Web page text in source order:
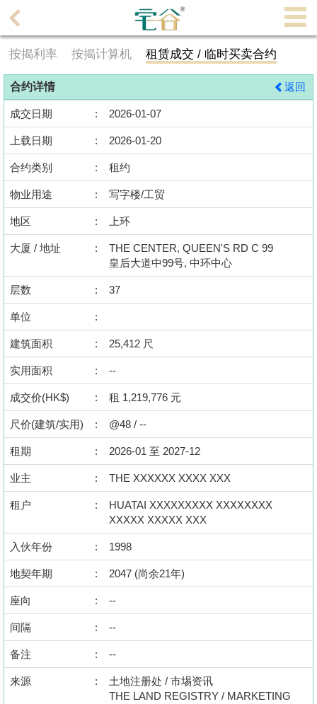
理
主
页
搵
楼/
成
交
业
主
放
盘
宅
谷
按
揭
地
产
博
客
地
产
新
数
据
公
布
置
业
手
按揭利率 按揭计算机 租赁成交 / 临时买卖合约
合约详情 返回
成交日期 : 2026-01-07
上载日期 : 2026-01-20
合约类别 : 租约
物业用途 : 写字楼/工贸
地区 : 上环
大厦 / 地址 :
THE CENTER, QUEEN'S RD C 99
皇后大道中99号, 中环中心
层数 : 37
单位 :
建筑面积 : 25,412 尺
实用面积 : --
成交价(HK$) : 租 1,219,776 元
尺价(建筑/实用) : @48 / --
租期 : 2026-01 至 2027-12
业主 : THE XXXXXX XXXX XXX
租户 :
HUATAI XXXXXXXXX XXXXXXXX
XXXXX XXXXX XXX
入伙年份 : 1998
地契年期 : 2047 (尚余21年)
座向 : --
间隔 : --
备注 : --
来源 :
土地注册处 / 市埸资讯
THE LAND REGISTRY / MARKETING